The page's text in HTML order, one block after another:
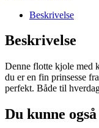
Beskrivelse
Beskrivelse
Denne flotte kjole med
du er en fin prinsesse
perfekt. Både til
Du kunne